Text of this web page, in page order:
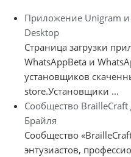
Приложение Unigram и
Desktop
Страница загрузки
WhatsAppBeta и
установщиков
store.Установщики ...
Сообщество
Брайля
Сообщество
энтузиастов,